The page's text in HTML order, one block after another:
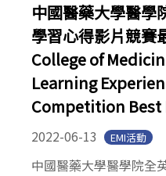
中國醫藥大學醫學
學習心得影片競賽
College of
Learning
Competition
2022-06-13 EMI活動
中國醫藥大學醫學院全